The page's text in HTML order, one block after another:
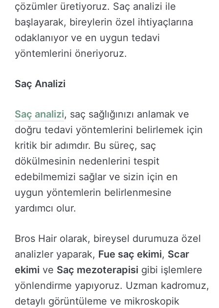
çözümler üretiyoruz. Saç analizi ile
başlayarak, bireylerin özel ihtiyaçlarına
odaklanıyor ve en uygun tedavi
yöntemlerini öneriyoruz.
Saç Analizi
Saç analizi, saç sağlığınızı anlamak ve
doğru tedavi yöntemlerini belirlemek için
kritik bir adımdır. Bu süreç, saç
dökülmesinin nedenlerini tespit
edebilmemizi sağlar ve sizin için en
uygun yöntemlerin belirlenmesine
yardımcı olur.
Bros Hair olarak, bireysel durumuza özel
analizler yaparak, Fue saç ekimi, Scar
ekimi ve Saç mezoterapisi gibi işlemlere
yönlendirme yapıyoruz. Uzman kadromuz,
detaylı görüntüleme ve mikroskopik